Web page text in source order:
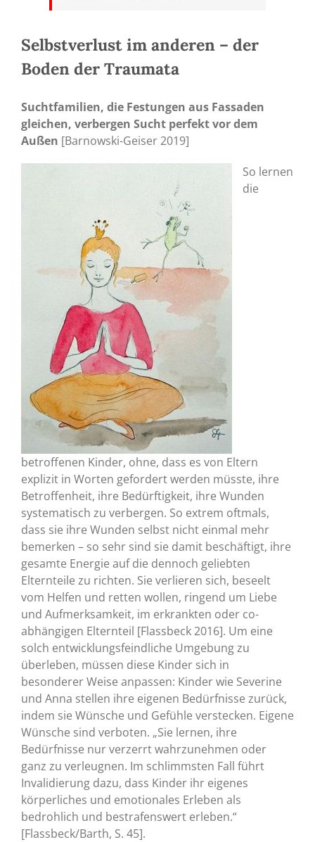
Selbstverlust im anderen – der
Boden der Traumata
Suchtfamilien, die Festungen aus Fassaden
gleichen, verbergen Sucht perfekt vor dem
Außen [Barnowski-Geiser 2019]
So lernen
die
betroffenen Kinder, ohne, dass es von Eltern
explizit in Worten gefordert werden müsste, ihre
Betroffenheit, ihre Bedürftigkeit, ihre Wunden
systematisch zu verbergen. So extrem oftmals,
dass sie ihre Wunden selbst nicht einmal mehr
bemerken – so sehr sind sie damit beschäftigt, ihre
gesamte Energie auf die dennoch geliebten
Elternteile zu richten. Sie verlieren sich, beseelt
vom Helfen und retten wollen, ringend um Liebe
und Aufmerksamkeit, im erkrankten oder co-
abhängigen Elternteil [Flassbeck 2016]. Um eine
solch entwicklungsfeindliche Umgebung zu
überleben, müssen diese Kinder sich in
besonderer Weise anpassen: Kinder wie Severine
und Anna stellen ihre eigenen Bedürfnisse zurück,
indem sie Wünsche und Gefühle verstecken. Eigene
Wünsche sind verboten. „Sie lernen, ihre
Bedürfnisse nur verzerrt wahrzunehmen oder
ganz zu verleugnen. Im schlimmsten Fall führt
Invalidierung dazu, dass Kinder ihr eigenes
körperliches und emotionales Erleben als
bedrohlich und bestrafenswert erleben.“
[Flassbeck/Barth, S. 45].